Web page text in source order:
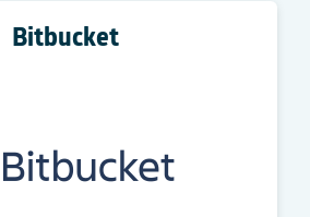
Bitbucket